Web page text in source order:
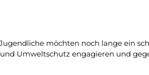
möchten noch lange ein
Umweltschutz engagieren und